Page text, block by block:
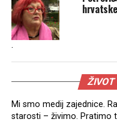
.
ŽIVOT
Mi smo medij zajednice.
starosti – živimo. Pratimo